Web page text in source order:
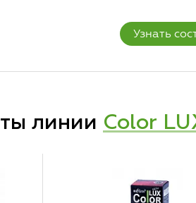
Узнать
линии Color